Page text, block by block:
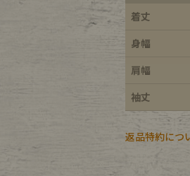
着丈
身幅
肩幅
袖丈
返品特約につ